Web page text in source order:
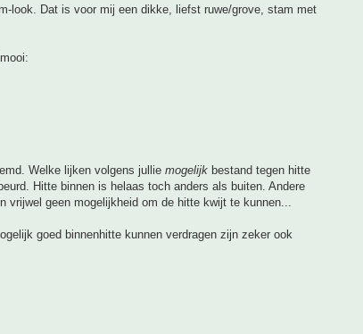
look. Dat is voor mij een dikke, liefst ruwe/grove, stam met
Welke lijken volgens jullie mogelijk bestand tegen hitte
Hitte binnen is helaas toch anders als buiten. Andere
vrijwel geen mogelijkheid om de hitte kwijt te kunnen...
goed binnenhitte kunnen verdragen zijn zeker ook